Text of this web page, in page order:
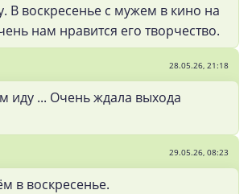
В воскресенье с мужем в кино на
нам нравится его творчество.
28.05.26, 21:18
иду ... Очень ждала выхода
29.05.26, 08:23
в воскресенье.